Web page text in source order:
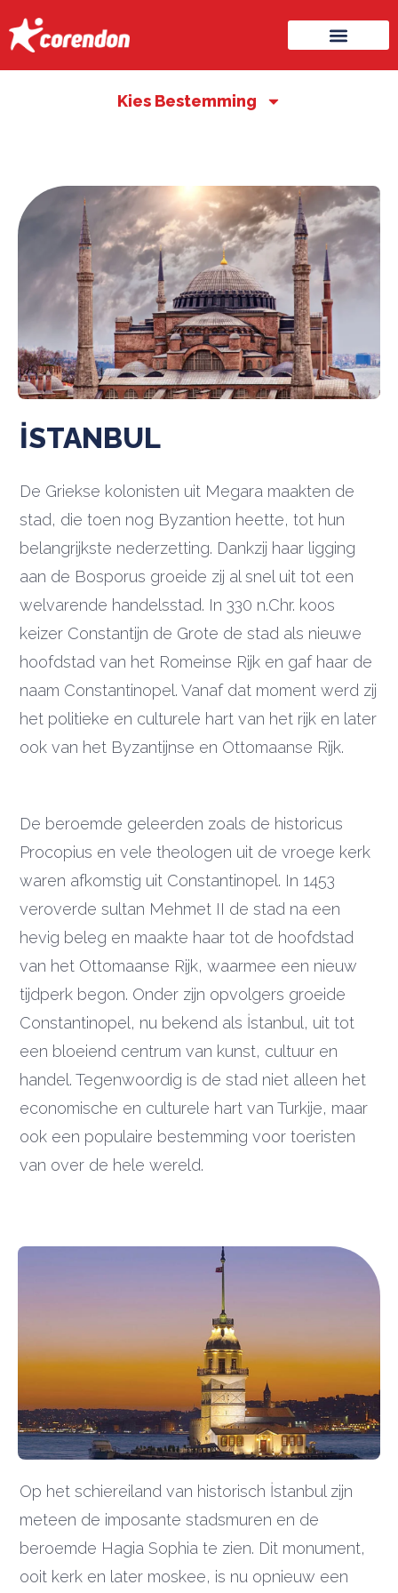
Kies Bestemming
İSTANBUL
De Griekse kolonisten uit Megara maakten de
stad, die toen nog Byzantion heette, tot hun
belangrijkste nederzetting. Dankzij haar ligging
aan de Bosporus groeide zij al snel uit tot een
welvarende handelsstad. In 330 n.Chr. koos
keizer Constantijn de Grote de stad als nieuwe
hoofdstad van het Romeinse Rijk en gaf haar de
naam Constantinopel. Vanaf dat moment werd zij
het politieke en culturele hart van het rijk en later
ook van het Byzantijnse en Ottomaanse Rijk.
De beroemde geleerden zoals de historicus
Procopius en vele theologen uit de vroege kerk
waren afkomstig uit Constantinopel. In 1453
veroverde sultan Mehmet II de stad na een
hevig beleg en maakte haar tot de hoofdstad
van het Ottomaanse Rijk, waarmee een nieuw
tijdperk begon. Onder zijn opvolgers groeide
Constantinopel, nu bekend als İstanbul, uit tot
een bloeiend centrum van kunst, cultuur en
handel. Tegenwoordig is de stad niet alleen het
economische en culturele hart van Turkije, maar
ook een populaire bestemming voor toeristen
van over de hele wereld.
Op het schiereiland van historisch İstanbul zijn
meteen de imposante stadsmuren en de
beroemde Hagia Sophia te zien. Dit monument,
ooit kerk en later moskee, is nu opnieuw een